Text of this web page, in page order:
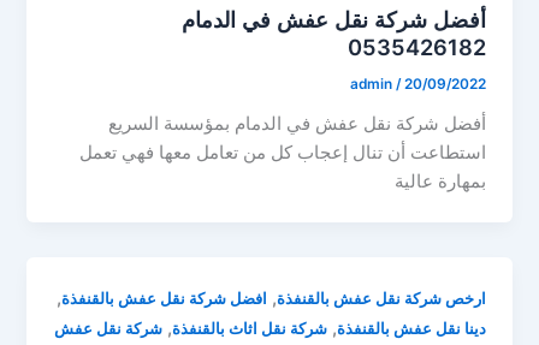
أفضل شركة نقل عفش في الدمام
0535426182
admin /20/09/2022
أفضل شركة نقل عفش في الدمام بمؤسسة السريع
استطاعت أن تنال إعجاب كل من تعامل معها فهي تعمل
بمهارة عالية
ارخص شركة نقل عفش بالقنفذة, افضل شركة نقل عفش بالقنفذة,
دينا نقل عفش بالقنفذة,شركة نقل اثاث بالقنفذة,شركة نقل عفش